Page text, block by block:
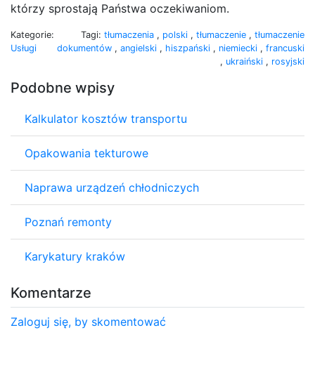
którzy sprostają Państwa oczekiwaniom.
Kategorie:
Usługi
Tagi: tłumaczenia , polski , tłumaczenie , tłumaczenie
dokumentów , angielski , hiszpański , niemiecki , francuski
, ukraiński , rosyjski
Podobne wpisy
Kalkulator kosztów transportu
Opakowania tekturowe
Naprawa urządzeń chłodniczych
Poznań remonty
Karykatury kraków
Komentarze
Zaloguj się, by skomentować